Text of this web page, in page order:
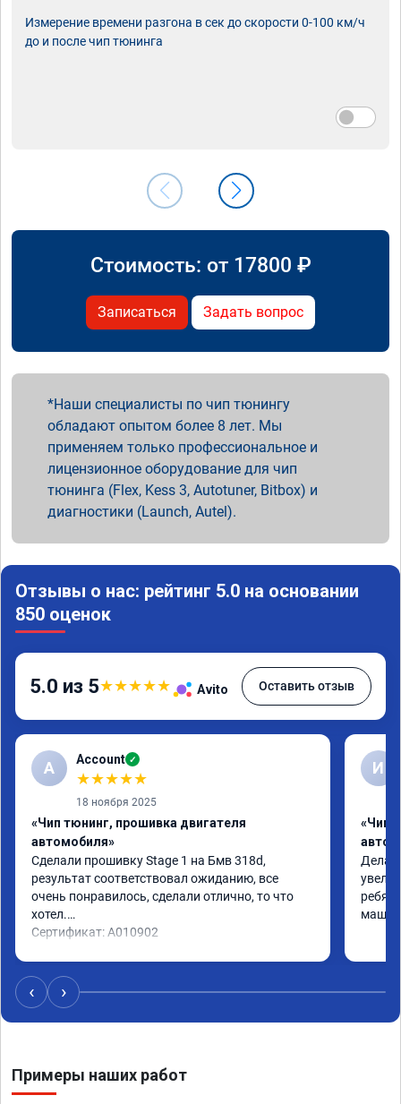
Измерение времени разгона в сек до скорости 0-100 км/ч
до и после чип тюнинга
Стоимость: от 17800 ₽
Записаться Задать вопрос
Наши специалисты по чип тюнингу
обладают опытом более 8 лет. Мы
применяем только профессиональное и
лицензионное оборудование для чип
тюнинга (Flex, Kess 3, Autotuner, Bitbox) и
диагностики (Launch, Autel).
Отзывы о нас: рейтинг 5.0 на основании
850 оценок
5.0 из 5★★★★★ Avito Оставить отзыв
A Account ✓
★★★★★
18 ноября 2025
«Чип тюнинг, прошивка двигателя
автомобиля»
Сделали прошивку Stage 1 на Бмв 318d,
результат соответствовал ожиданию, все
очень понравилось, сделали отлично, то что
хотел.
Сертификат: A010902
И
«Чип
‹ ›
Примеры наших работ